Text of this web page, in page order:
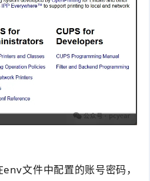
文件中配置的账号密码，